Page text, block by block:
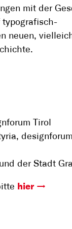
mit der
typografisch-
neuen,
Tirol
designforum
der Stadt
hier